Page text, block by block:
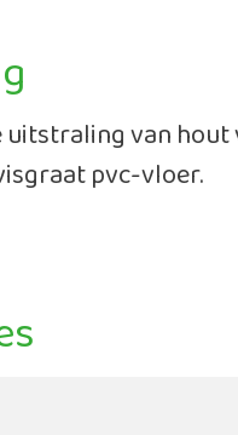
uitstraling van
pvc-vloer.